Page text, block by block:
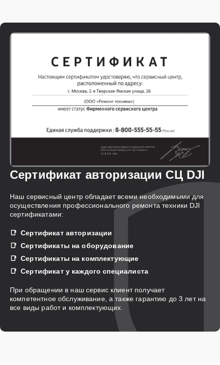
Сертификат авторизации СЦ DJI
Наш сервисный центр обладает всеми необходимыми для
осуществления профессионального ремонта техники DJI
сертификатами:
Сертификат авторизации
Сертификаты на оборудование
Сертификаты на комплектующие
Сертификат у каждого специалиста
При обращении в наш сервис клиент получает
компетентное обслуживание, а также гарантию до 3 лет на
все виды работ и комплектующих.